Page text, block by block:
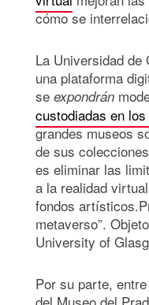
cómo se
La Universidad de
una plataforma
se expondrán
custodiadas en
grandes museos
de sus
es eliminar las
a la realidad
fondos
metaverso”.
University of
Por su parte,